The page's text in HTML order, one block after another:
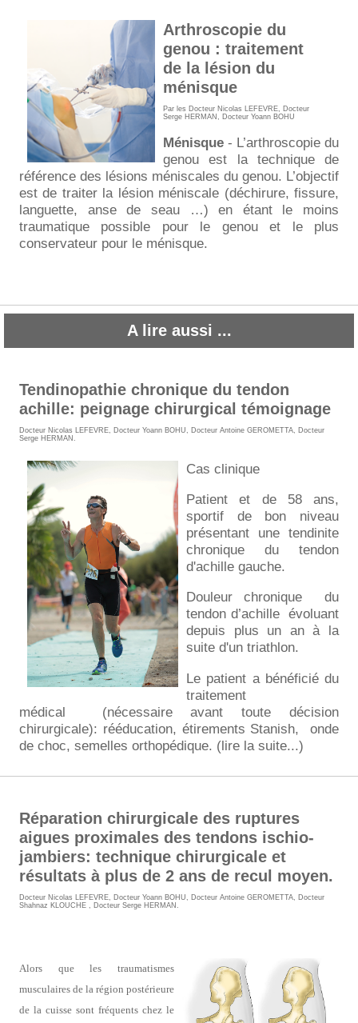
Arthroscopie du
genou : traitement
de la lésion du
ménisque
Par les Docteur Nicolas LEFEVRE
Docteur
Serge HERMAN
, Docteur Yoann BOHU
Ménisque - L’arthroscopie du
genou est la technique de
référence des lésions méniscales du genou. L’objectif
est de traiter la lésion méniscale (déchirure, fissure,
languette, anse de seau …) en étant le moins
traumatique possible pour le genou et le plus
conservateur pour le ménisque.
A lire aussi ...
Tendinopathie chronique du tendon
achille: peignage chirurgical témoignage
Docteur Nicolas LEFEVRE Docteur Yoann BOHU Docteur Antoine GEROMETTA
Docteur
Serge HERMAN
Cas clinique
Patient et de 58 ans,
sportif de bon niveau
présentant une tendinite
chronique du tendon
d'achille gauche.
Douleur chronique du
tendon d’achille évoluant
depuis plus un an à la
suite d'un triathlon.
Le patient a bénéficié du
traitement
médical (nécessaire avant toute décision
chirurgicale): rééducation, étirements Stanish, onde
de choc, semelles orthopédique. (lire la suite...)
Réparation chirurgicale des ruptures
aigues proximales des tendons ischio-
jambiers: technique chirurgicale et
résultats à plus de 2 ans de recul moyen.
Docteur Nicolas LEFEVRE Docteur Yoann BOHU Docteur Antoine GEROMETTA
Docteur
Shahnaz KLOUCHE
Docteur Serge HERMAN
Alors que les traumatismes
musculaires de la région postérieure
de la cuisse sont fréquents chez le